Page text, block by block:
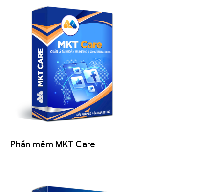
Phần mềm MKT Care